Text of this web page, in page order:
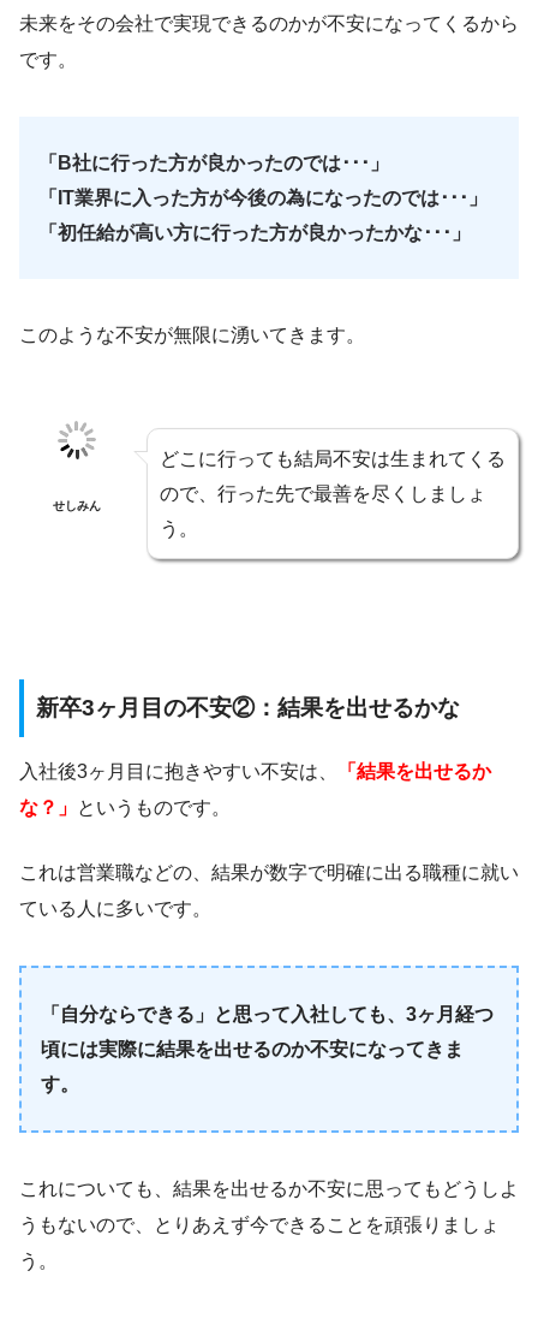
未来をその会社で実現できるのかが不安になってくるから
です。
「B社に行った方が良かったのでは･･･」
「IT業界に入った方が今後の為になったのでは･･･」
「初任給が高い方に行った方が良かったかな･･･」
このような不安が無限に湧いてきます。
せしみん
どこに行っても結局不安は生まれてくる
ので、行った先で最善を尽くしましょ
う。
新卒3ヶ月目の不安②：結果を出せるかな
入社後3ヶ月目に抱きやすい不安は、
「結果を出せるか
な？」 というものです。
これは営業職などの、結果が数字で明確に出る職種に就い
ている人に多いです。
「自分ならできる」と思って入社しても、3ヶ月経つ
頃には実際に結果を出せるのか不安になってきま
す。
これについても、結果を出せるか不安に思ってもどうしよ
うもないので、とりあえず今できることを頑張りましょ
う。